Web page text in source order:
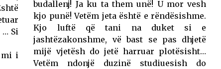
Si
mi i
budallenj! Ja ku ta them unë! U mor vesh
kjo punë! Vetëm jeta është e rëndësishme.
Kjo luftë që tani na duket si e
jashtëzakonshme, vë bast se pas dhjetë
mijë vjetësh do jetë harruar plotësisht…
Vetëm ndonjë duzinë studiuesish do